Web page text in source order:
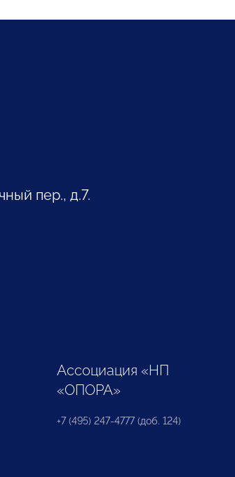
пер., д.7.
Ассоциация «НП
«ОПОРА»
+7 (495) 247-4777 (доб. 124)